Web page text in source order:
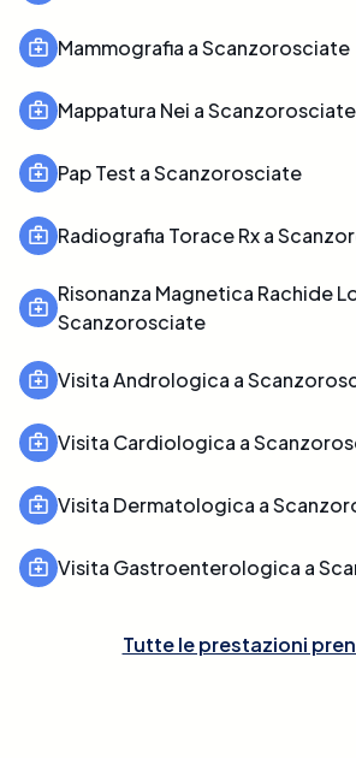
Mammografia a Scanzorosciate
Mappatura Nei a Scanzorosciate
Pap Test a Scanzorosciate
Radiografia Torace Rx a
Risonanza Magnetica Rachide
Scanzorosciate
Visita Andrologica a
Visita Cardiologica a
Visita Dermatologica a
Visita Gastroenterologica a
Tutte le prestazioni